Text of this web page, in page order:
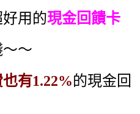
用的現金回饋卡
～
有1.22%的現金回